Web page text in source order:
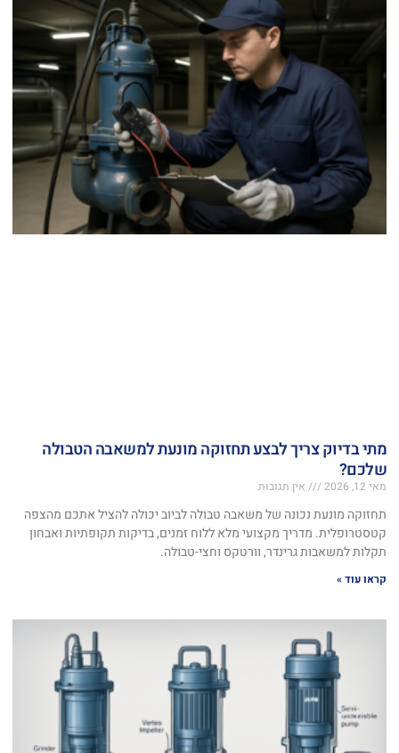
מתי בדיוק צריך לבצע תחזוקה מונעת למשאבה הטבולה
שלכם?
מאי 12, 2026 אין תגובות
תחזוקה מונעת נכונה של משאבה טבולה לביוב יכולה להציל אתכם מהצפה
קטסטרופלית. מדריך מקצועי מלא ללוח זמנים, בדיקות תקופתיות ואבחון
תקלות למשאבות גרינדר, וורטקס וחצי-טבולה.
קראו עוד »